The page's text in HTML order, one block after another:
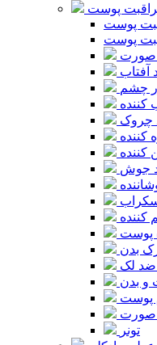
پوست
پوست
پوست
صورت
چشم
چروک
کننده
جوش
کننده
پوست
بدن
لک
بدن
پوست
صورت
تونر